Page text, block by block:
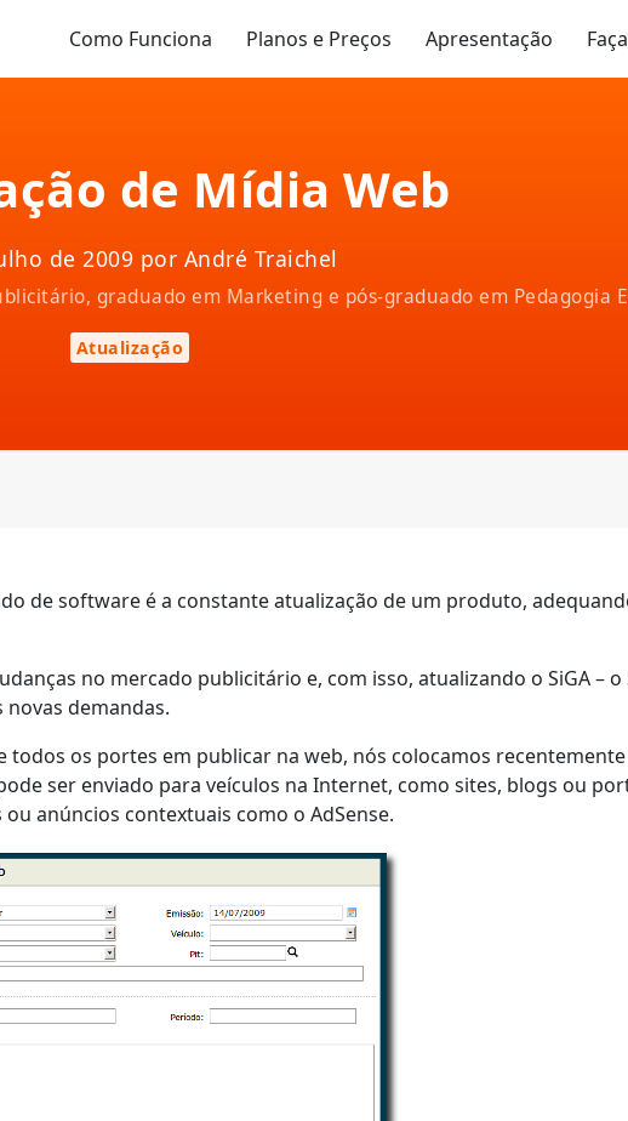
Como Funciona Planos e Preços Apresentação
de Mídia Web
de 2009 por André Traichel
graduado em Marketing e pós-graduado em Pedagogia
Atualização
de software é a constante atualização de um produto,
no mercado publicitário e, com isso, atualizando o SiGA – o
novas demandas.
todos os portes em publicar na web, nós colocamos
ser enviado para veículos na Internet, como sites, blogs ou
anúncios contextuais como o AdSense.